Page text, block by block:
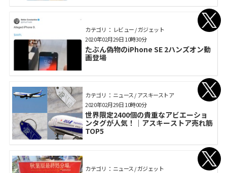
カテゴリ： レビュー / ガジェット
たぶん偽物のiPhone SE 2ハンズオン動
画登場
2020年02月29日 10時30分
カテゴリ： ニュース / アスキーストア
世界限定2400個の貴重なアビエーショ
ンタグが人気！｜アスキーストア売れ筋
TOP5
2020年02月29日 10時00分
カテゴリ： ニュース / ガジェット